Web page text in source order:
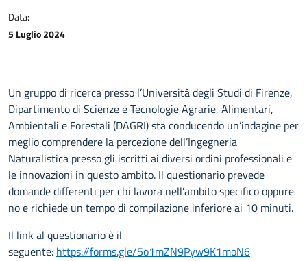
Data:
5 Luglio 2024
Un gruppo di ricerca presso l’Università degli Studi di Firenze,
Dipartimento di Scienze e Tecnologie Agrarie, Alimentari,
Ambientali e Forestali (DAGRI) sta conducendo un’indagine per
meglio comprendere la percezione dell’Ingegneria
Naturalistica presso gli iscritti ai diversi ordini professionali e
le innovazioni in questo ambito. Il questionario prevede
domande differenti per chi lavora nell’ambito specifico oppure
no e richiede un tempo di compilazione inferiore ai 10 minuti.
Il link al questionario è il
seguente: https://forms.gle/5o1mZN9Pyw9K1moN6